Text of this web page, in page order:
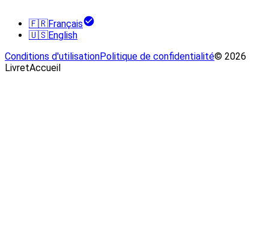
🇫🇷Français
🇺🇸English
Conditions d'utilisationPolitique de confidentialité© 2026
LivretAccueil